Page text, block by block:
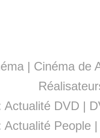
| Cinéma de
Actualité DVD |
Actualité People